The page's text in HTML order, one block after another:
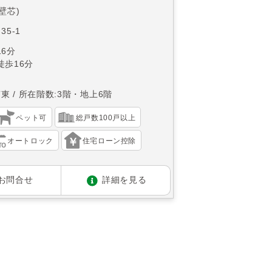
芯)
1
分
歩16分
所在階数:3階・地上6階
ペット可 総戸数100戸以上
オートロック 住宅ローン控除
問合せ 詳細を見る